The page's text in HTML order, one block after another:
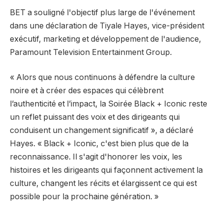
BET a souligné l'objectif plus large de l'événement
dans une déclaration de Tiyale Hayes, vice-président
exécutif, marketing et développement de l'audience,
Paramount Television Entertainment Group.
« Alors que nous continuons à défendre la culture
noire et à créer des espaces qui célèbrent
l’authenticité et l’impact, la Soirée Black + Iconic reste
un reflet puissant des voix et des dirigeants qui
conduisent un changement significatif », a déclaré
Hayes. « Black + Iconic, c'est bien plus que de la
reconnaissance. Il s'agit d'honorer les voix, les
histoires et les dirigeants qui façonnent activement la
culture, changent les récits et élargissent ce qui est
possible pour la prochaine génération. »